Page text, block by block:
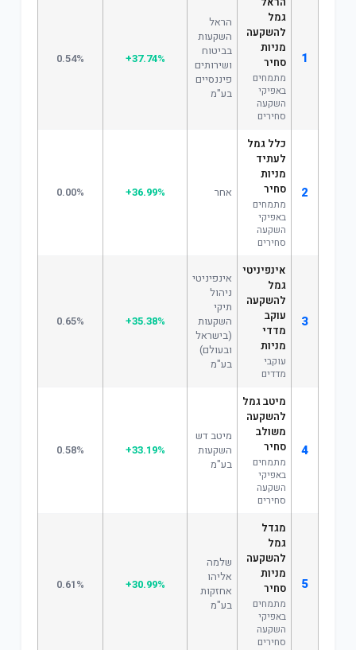
1
גמל
להשקעה
מניות
סחיר
מתמחים
באפיקי
השקעה
סחירים
הראל
השקעות
בביטוח
ושירותים
פיננסיים
בע"מ
+37.74%
0.54%
2
כלל גמל
לעתיד
מניות
סחיר
מתמחים
באפיקי
השקעה
סחירים
אחר +36.99%
0.00%
3
אינפיניטי
גמל
להשקעה
עוקב
מדדי
מניות
עוקבי
מדדים
אינפיניטי
ניהול
תיקי
השקעות
(בישראל
ובעולם)
בע"מ
+35.38%
0.65%
4
מיטב גמל
להשקעה
משולב
סחיר
מתמחים
באפיקי
השקעה
סחירים
מיטב דש
השקעות
בע"מ
+33.19%
0.58%
5
מגדל
גמל
להשקעה
מניות
סחיר
מתמחים
באפיקי
השקעה
סחירים
שלמה
אליהו
אחזקות
בע"מ
+30.99%
0.61%